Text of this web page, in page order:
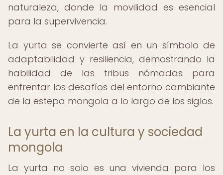
naturaleza, donde la movilidad es esencial
para la supervivencia.
La yurta se convierte así en un símbolo de
adaptabilidad y resiliencia, demostrando la
habilidad de las tribus nómadas para
enfrentar los desafíos del entorno cambiante
de la estepa mongola a lo largo de los siglos.
La yurta en la cultura y sociedad
mongola
La yurta no solo es una vivienda para los